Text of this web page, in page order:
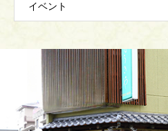
イベント